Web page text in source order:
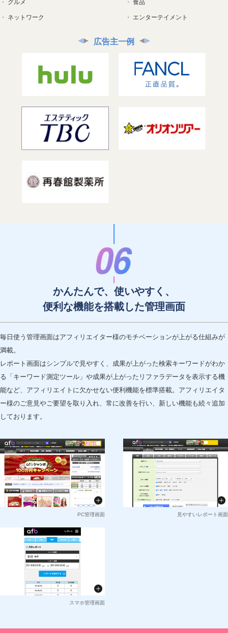
グルメ
ネットワーク
食品
エンターテイメント
広告主一例
かんたんで、使いやすく、
便利な機能を搭載した管理画面
毎日使う管理画面はアフィリエイター様のモチベーションが上がる仕組みが
満載。
レポート画面はシンプルで見やすく、成果が上がった検索キーワードがわか
る「キーワード測定ツール」や成果が上がったリファラデータを表示する機
能など、アフィリエイトに欠かせない便利機能を標準搭載。アフィリエイタ
ー様のご意見やご要望を取り入れ、常に改善を行い、新しい機能も続々追加
しております。
PC管理画面 見やすいレポート画面
スマホ管理画面